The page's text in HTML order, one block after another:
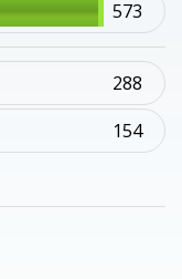
573
288
154